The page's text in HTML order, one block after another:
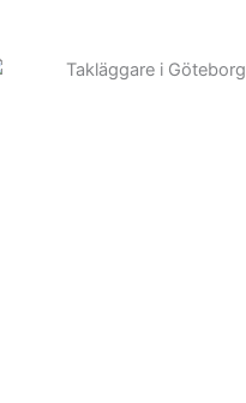
ingår. Våra experter ser till